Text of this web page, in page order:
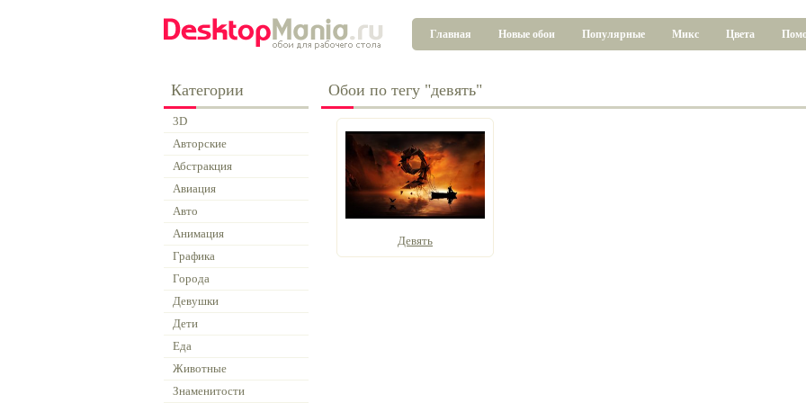
Главная Новые обои Популярные Микс Цвета
Категории
3D
Авторские
Абстракция
Авиация
Авто
Анимация
Графика
Города
Девушки
Дети
Еда
Животные
Знаменитости
Обои по тегу "девять"
Девять